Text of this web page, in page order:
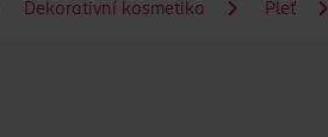
Dekorativní kosmetika Pleť